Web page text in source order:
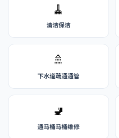
🧹
清洁保洁
🚿
下水道疏通通管
🚽
通马桶马桶维修